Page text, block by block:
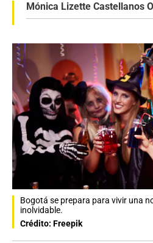
Mónica Lizette Castellanos
Bogotá se prepara para vivir una
inolvidable.
Crédito: Freepik